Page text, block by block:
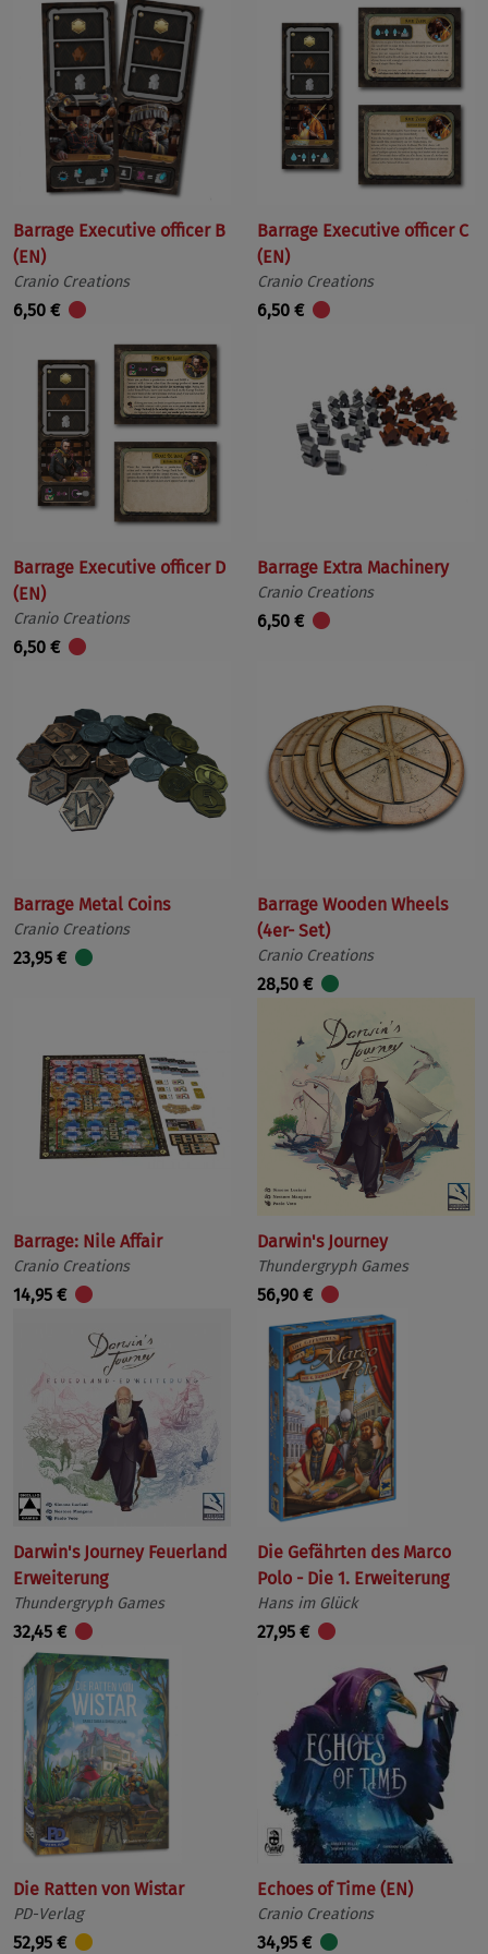
Barrage Executive officer B
(EN)
Cranio Creations
6,50 €
Barrage Executive officer C
(EN)
Cranio Creations
6,50 €
Barrage Executive officer D
(EN)
Cranio Creations
6,50 €
Barrage Extra Machinery
Cranio Creations
6,50 €
Barrage Metal Coins
Cranio Creations
23,95 €
Barrage Wooden Wheels
(4er- Set)
Cranio Creations
28,50 €
Barrage: Nile Affair
Cranio Creations
14,95 €
Darwin's Journey
Thundergryph Games
56,90 €
Darwin's Journey Feuerland
Erweiterung
Thundergryph Games
32,45 €
Die Gefährten des Marco
Polo - Die 1. Erweiterung
Hans im Glück
27,95 €
Die Ratten von Wistar
PD-Verlag
52,95 €
Echoes of Time (EN)
Cranio Creations
34,95 €